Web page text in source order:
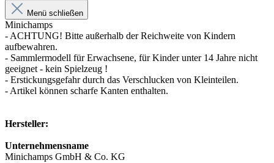
Menü schließen
Minichamps
- ACHTUNG! Bitte außerhalb der Reichweite von Kindern
aufbewahren.
- Sammlermodell für Erwachsene, für Kinder unter 14 Jahre nicht
geeignet - kein Spielzeug !
- Erstickungsgefahr durch das Verschlucken von Kleinteilen.
- Artikel können scharfe Kanten enthalten.
Hersteller:
Unternehmensname
Minichamps GmbH & Co. KG